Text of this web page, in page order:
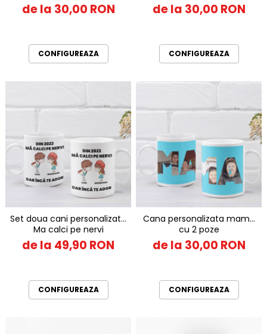
de la 30,00 RON
CONFIGUREAZA
de la 30,00 RON
CONFIGUREAZA
Set doua cani personalizate
Ma calci pe nervi
de la 49,90 RON
CONFIGUREAZA
Cana personalizata mama
cu 2 poze
de la 30,00 RON
CONFIGUREAZA